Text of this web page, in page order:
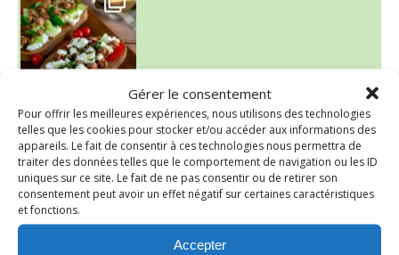
Gérer le consentement
Pour offrir les meilleures expériences, nous utilisons des technologies
telles que les cookies pour stocker et/ou accéder aux informations des
appareils. Le fait de consentir à ces technologies nous permettra de
traiter des données telles que le comportement de navigation ou les ID
uniques sur ce site. Le fait de ne pas consentir ou de retirer son
consentement peut avoir un effet négatif sur certaines caractéristiques
et fonctions.
Accepter
~ NICE CREAM À LA FRAISE ~
Presque un mois que